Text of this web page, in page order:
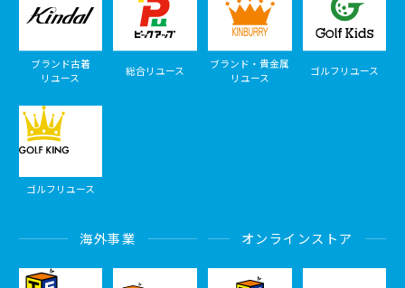
ブランド古着
リユース
総合リユース
ブランド・貴金属
リユース
ゴルフリユース
ゴルフリユース
海外事業 オンラインストア